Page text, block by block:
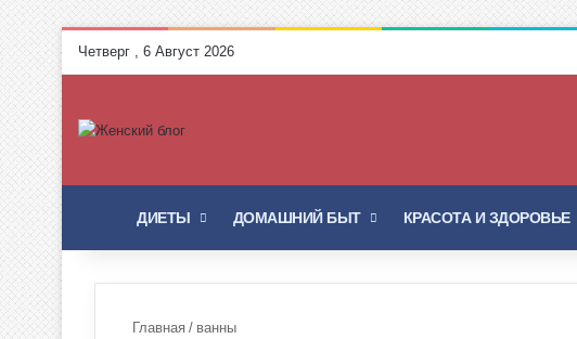
Четверг , 6 Август 2026
ГЛАВНАЯ
ДИЕТЫ ДОМАШНИЙ БЫТ КРАСОТА И ЗДОРОВЬЕ
Главная / ванны